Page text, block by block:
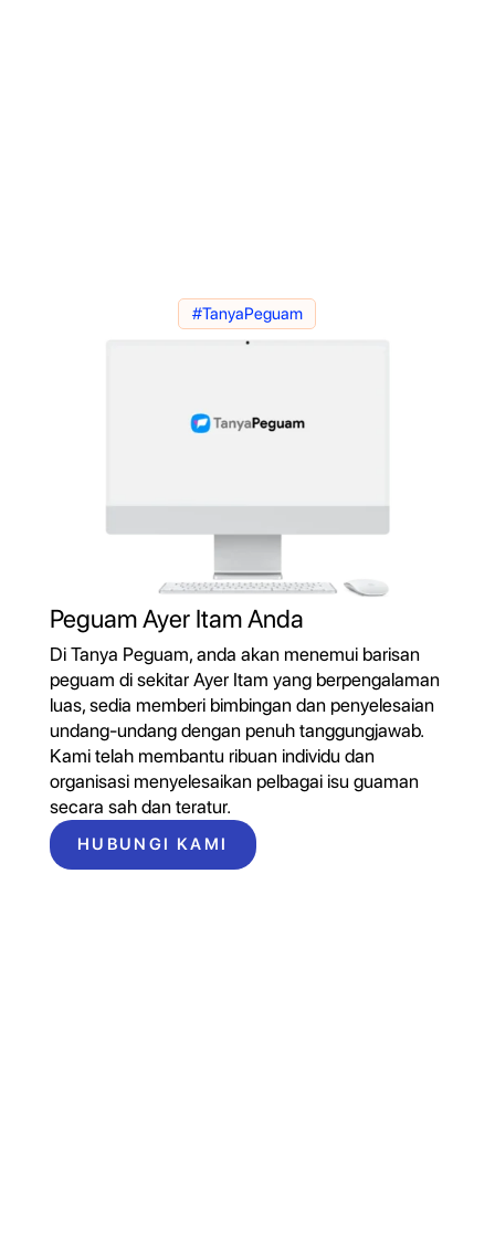
#TanyaPeguam
Peguam Ayer Itam Anda
Di Tanya Peguam, anda akan menemui barisan
peguam di sekitar Ayer Itam yang berpengalaman
luas, sedia memberi bimbingan dan penyelesaian
undang-undang dengan penuh tanggungjawab.
Kami telah membantu ribuan individu dan
organisasi menyelesaikan pelbagai isu guaman
secara sah dan teratur.
HUBUNGI KAMI